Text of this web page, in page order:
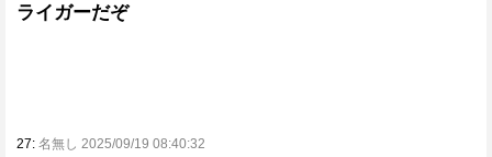
ライガーだぞ
27: 名無し 2025/09/19 08:40:32